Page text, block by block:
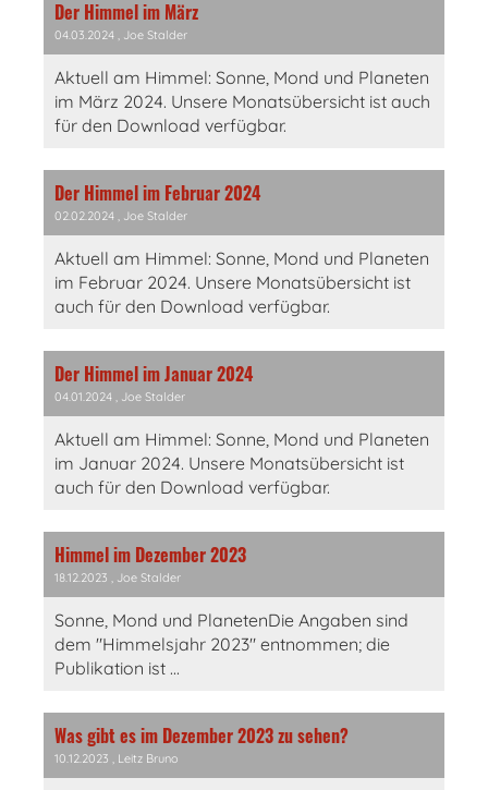
Der Himmel im März
04.03.2024 , Joe Stalder
Aktuell am Himmel: Sonne, Mond und Planeten
im März 2024. Unsere Monatsübersicht ist auch
für den Download verfügbar.
Der Himmel im Februar 2024
02.02.2024 , Joe Stalder
Aktuell am Himmel: Sonne, Mond und Planeten
im Februar 2024. Unsere Monatsübersicht ist
auch für den Download verfügbar.
Der Himmel im Januar 2024
04.01.2024 , Joe Stalder
Aktuell am Himmel: Sonne, Mond und Planeten
im Januar 2024. Unsere Monatsübersicht ist
auch für den Download verfügbar.
Himmel im Dezember 2023
18.12.2023 , Joe Stalder
Sonne, Mond und PlanetenDie Angaben sind
dem "Himmelsjahr 2023" entnommen; die
Publikation ist ...
Was gibt es im Dezember 2023 zu sehen?
10.12.2023 , Leitz Bruno